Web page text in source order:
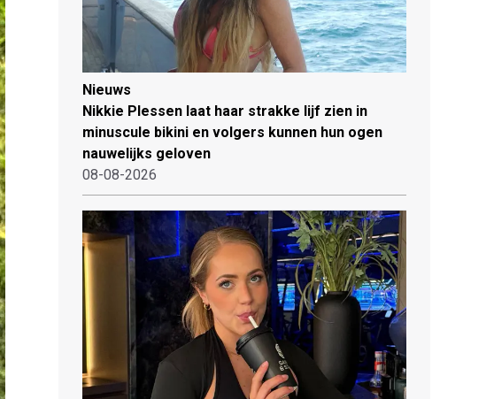
Nieuws
Nikkie Plessen laat haar strakke lijf zien in
minuscule bikini en volgers kunnen hun ogen
nauwelijks geloven
08-08-2026